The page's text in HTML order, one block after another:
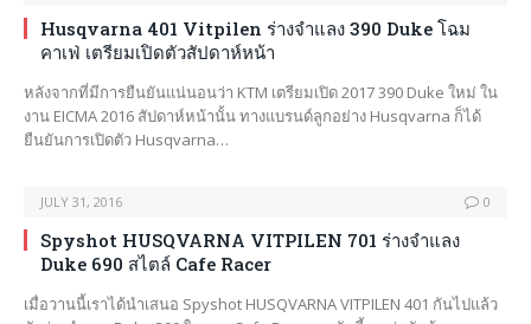
Husqvarna 401 Vitpilen ร่างจำแลง 390 Duke โฉม
คาเฟ่ เตรียมเปิดตัวสัปดาห์หน้า
หลังจากที่มีการยืนยันแน่นอนว่า KTM เตรียมเปิด 2017 390 Duke ใหม่ ใน
งาน EICMA 2016 สัปดาห์หน้านั้น ทางแบรนด์ลูกอย่าง Husqvarna ก็ได้
ยืนยันการเปิดตัว Husqvarna…
JULY 31, 2016 0
Spyshot HUSQVARNA VITPILEN 701 ร่างจำแลง
Duke 690 สไตล์ Cafe Racer
เมื่อวานนี้เราได้นำเสนอ Spyshot HUSQVARNA VITPILEN 401 กันไปแล้ว